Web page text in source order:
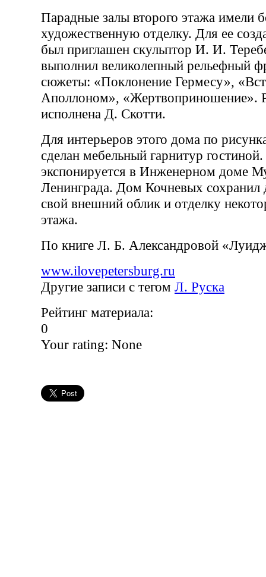
Парадные залы второго этажа имели
художественную отделку. Для ее
был приглашен скульптор И. И.
выполнил великолепный рельефный
сюжеты: «Поклонение Гермесу»,
Аполлоном», «Жертвоприношение».
исполнена Д. Скотти.
Для интерьеров этого дома по
сделан мебельный гарнитур
экспонируется в Инженерном доме
Ленинграда. Дом Кочневых
свой внешний облик и отделку
этажа.
По книге Л. Б. Александровой
www.ilovepetersburg.ru
Другие записи с тегом Л. Руска
Рейтинг материала:
0
Your rating: None